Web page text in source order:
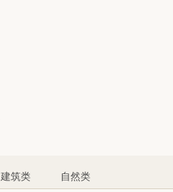
建筑类 自然类